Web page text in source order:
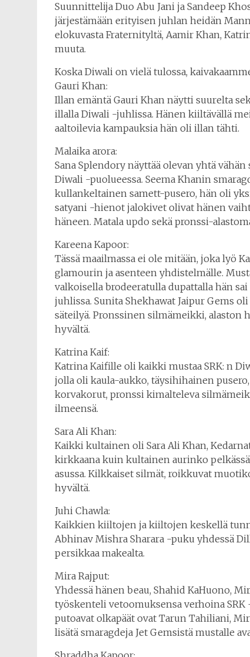
Suunnittelija Duo Abu Jani ja Sandeep
järjestämään erityisen juhlan heidän
elokuvasta Fraternityltä, Aamir Khan,
muuta.
Koska Diwali on vielä tulossa,
Gauri Khan:
Illan emäntä Gauri Khan näytti suurelta
illalla Diwali -juhlissa. Hänen kiiltävällä
aaltoilevia kampauksia hän oli illan tähti.
Malaika arora:
Sana Splendory näyttää olevan yhtä
Diwali -puolueessa. Seema Khanin
kullankeltainen samett-pusero, hän oli
satyani -hienot jalokivet olivat hänen
häneen. Matala updo sekä pronssi-
Kareena Kapoor:
Tässä maailmassa ei ole mitään, joka lyö
glamourin ja asenteen yhdistelmälle.
valkoisella brodeeratulla dupattalla hän
juhlissa. Sunita Shekhawat Jaipur Gems
säteilyä. Pronssinen silmämeikki,
hyvältä.
Katrina Kaif:
Katrina Kaifille oli kaikki mustaa SRK: n
jolla oli kaula-aukko, täysihihainen
korvakorut, pronssi kimalteleva
ilmeensä.
Sara Ali Khan:
Kaikki kultainen oli Sara Ali Khan,
kirkkaana kuin kultainen aurinko pelkässä
asussa. Kilkkaiset silmät, roikkuvat
hyvältä.
Juhi Chawla:
Kaikkien kiiltojen ja kiiltojen keskellä
Abhinav Mishra Sharara -puku yhdessä
persikkaa makealta.
Mira Rajput:
Yhdessä hänen beau, Shahid KaHuono,
työskenteli vetoomuksensa verhoina SRK
putoavat olkapäät ovat Tarun Tahiliani,
lisätä smaragdeja Jet Gemsistä mustalle